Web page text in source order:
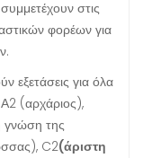
στις
φορέων για
εξετάσεις για όλα
(αρχάριος),
γνώση της
C2(άριστη